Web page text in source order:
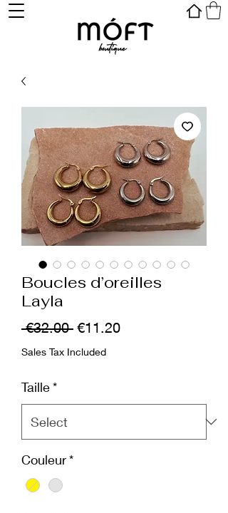
Boucles d’oreilles
Layla
€32.00 Regular
Price
€11.20Sale
Sales Tax Included
Taille*
Couleur*